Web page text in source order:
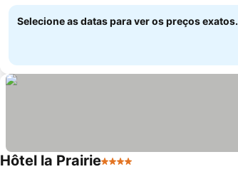
tradicionais
Selecione as datas para ver os preços exatos.
Hôtel la Prairie4 Estrelas